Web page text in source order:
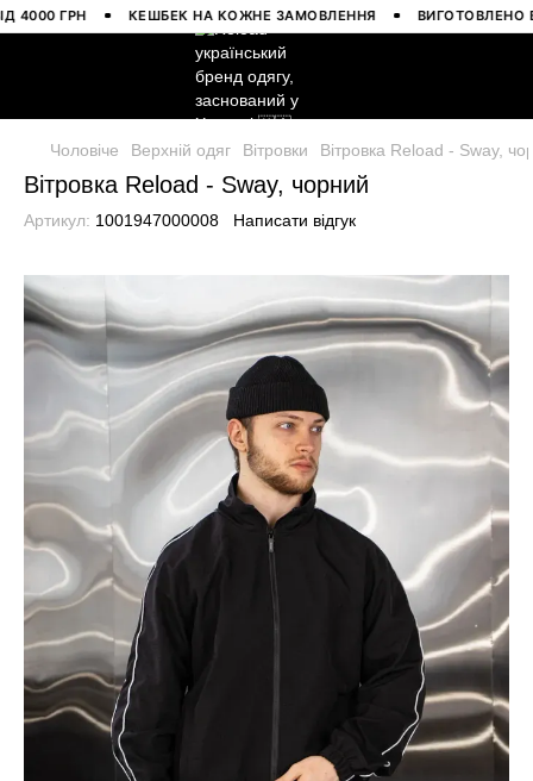
ГРН КЕШБЕК НА КОЖНЕ ЗАМОВЛЕННЯ ВИГОТОВЛЕНО В
Чоловіче Верхній одяг Вітровки Вітровка Reload - Sway,
Вітровка Reload - Sway, чорний
Артикул: 1001947000008 Написати відгук